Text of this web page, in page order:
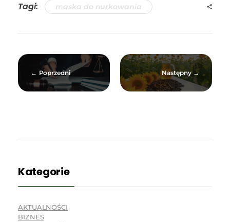
Tagi: maska do nurkowania
Poprzedni Następny
Kategorie
AKTUALNOŚCI
BIZNES